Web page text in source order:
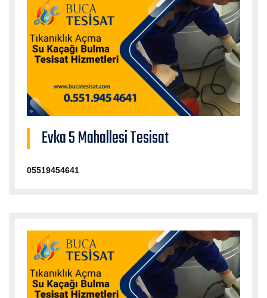
Evka 5 Mahallesi Tesisat
05519454641